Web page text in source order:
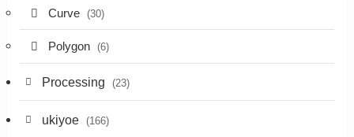
Curve (30)
Polygon (6)
Processing (23)
ukiyoe (166)